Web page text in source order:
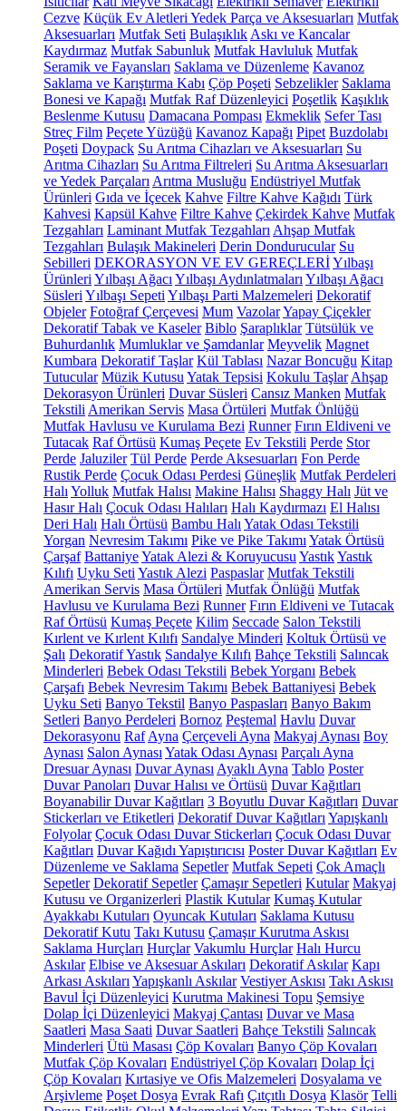
Cezve Küçük Ev Aletleri Yedek Parça ve Aksesuarları Mutfak
Aksesuarları Mutfak Seti Bulaşıklık Askı ve Kancalar
Kaydırmaz Mutfak Sabunluk Mutfak Havluluk Mutfak
Seramik ve Fayansları Saklama ve Düzenleme Kavanoz
Saklama ve Karıştırma Kabı Çöp Poşeti Sebzelikler Saklama
Bonesi ve Kapağı Mutfak Raf Düzenleyici Poşetlik Kaşıklık
Beslenme Kutusu Damacana Pompası Ekmeklik Sefer Tası
Streç Film Peçete Yüzüğü Kavanoz Kapağı Pipet Buzdolabı
Poşeti Doypack Su Arıtma Cihazları ve Aksesuarları Su
Arıtma Cihazları Su Arıtma Filtreleri Su Arıtma Aksesuarları
ve Yedek Parçaları Arıtma Musluğu Endüstriyel Mutfak
Ürünleri Gıda ve İçecek Kahve Filtre Kahve Kağıdı Türk
Kahvesi Kapsül Kahve Filtre Kahve Çekirdek Kahve Mutfak
Tezgahları Laminant Mutfak Tezgahları Ahşap Mutfak
Tezgahları Bulaşık Makineleri Derin Dondurucular Su
Sebilleri DEKORASYON VE EV GEREÇLERİYılbaşı
Ürünleri Yılbaşı Ağacı Yılbaşı Aydınlatmaları Yılbaşı Ağacı
Süsleri Yılbaşı Sepeti Yılbaşı Parti Malzemeleri Dekoratif
Objeler Fotoğraf Çerçevesi Mum VazolarYapay Çiçekler
Dekoratif Tabak ve Kaseler Biblo Şaraplıklar Tütsülük ve
Buhurdanlık Mumluklar ve Şamdanlar Meyvelik Magnet
Kumbara Dekoratif Taşlar Kül Tablası Nazar Boncuğu Kitap
Tutucular Müzik Kutusu Yatak Tepsisi Kokulu Taşlar Ahşap
Dekorasyon Ürünleri Duvar Süsleri Cansız Manken Mutfak
Tekstili Amerikan Servis Masa Örtüleri Mutfak Önlüğü
Mutfak Havlusu ve Kurulama Bezi Runner Fırın Eldiveni ve
Tutacak Raf Örtüsü Kumaş Peçete Ev Tekstili Perde Stor
Perde Jaluziler Tül Perde Perde Aksesuarları Fon Perde
Rustik Perde Çocuk Odası Perdesi Güneşlik Mutfak Perdeleri
Halı Yolluk Mutfak Halısı Makine Halısı Shaggy Halı Jüt ve
Hasır Halı Çocuk Odası Halıları Halı Kaydırmazı El Halısı
Deri Halı Halı Örtüsü Bambu Halı Yatak Odası Tekstili
Yorgan Nevresim Takımı Pike ve Pike Takımı Yatak Örtüsü
Çarşaf BattaniyeYatak Alezi & Koruyucusu YastıkYastık
Kılıfı Uyku Seti Yastık Alezi Paspaslar Mutfak Tekstili
Amerikan Servis Masa Örtüleri Mutfak Önlüğü Mutfak
Havlusu ve Kurulama Bezi Runner Fırın Eldiveni ve Tutacak
Raf Örtüsü Kumaş Peçete Kilim Seccade Salon Tekstili
Kırlent ve Kırlent Kılıfı Sandalye Minderi Koltuk Örtüsü ve
Şalı Dekoratif Yastık Sandalye Kılıfı Bahçe Tekstili Salıncak
Minderleri Bebek Odası Tekstili Bebek Yorganı Bebek
Çarşafı Bebek Nevresim Takımı Bebek Battaniyesi Bebek
Uyku Seti Banyo Tekstil Banyo Paspasları Banyo Bakım
Setleri Banyo Perdeleri Bornoz Peştemal Havlu Duvar
Dekorasyonu Raf Ayna Çerçeveli Ayna Makyaj Aynası Boy
Aynası Salon Aynası Yatak Odası Aynası Parçalı Ayna
Dresuar Aynası Duvar Aynası Ayaklı Ayna Tablo Poster
Duvar Panoları Duvar Halısı ve Örtüsü Duvar Kağıtları
Boyanabilir Duvar Kağıtları 3 Boyutlu Duvar Kağıtları Duvar
Stickerları ve Etiketleri Dekoratif Duvar Kağıtları Yapışkanlı
Folyolar Çocuk Odası Duvar Stickerları Çocuk Odası Duvar
Kağıtları Duvar Kağıdı Yapıştırıcısı Poster Duvar Kağıtları Ev
Düzenleme ve Saklama Sepetler Mutfak Sepeti Çok Amaçlı
Sepetler Dekoratif Sepetler Çamaşır Sepetleri Kutular Makyaj
Kutusu ve Organizerleri Plastik Kutular Kumaş Kutular
Ayakkabı Kutuları Oyuncak Kutuları Saklama Kutusu
Dekoratif Kutu Takı Kutusu Çamaşır Kurutma Askısı
Saklama Hurçları Hurçlar Vakumlu Hurçlar Halı Hurcu
Askılar Elbise ve Aksesuar Askıları Dekoratif Askılar Kapı
Arkası Askıları Yapışkanlı Askılar Vestiyer Askısı Takı Askısı
Bavul İçi Düzenleyici Kurutma Makinesi Topu Şemsiye
Dolap İçi Düzenleyici Makyaj Çantası Duvar ve Masa
Saatleri Masa Saati Duvar Saatleri Bahçe Tekstili Salıncak
Minderleri Ütü Masası Çöp Kovaları Banyo Çöp Kovaları
Mutfak Çöp Kovaları Endüstriyel Çöp Kovaları Dolap İçi
Çöp Kovaları Kırtasiye ve Ofis Malzemeleri Dosyalama ve
Arşivleme Poşet Dosya Evrak Rafı Çıtçıtlı Dosya Klasör Telli